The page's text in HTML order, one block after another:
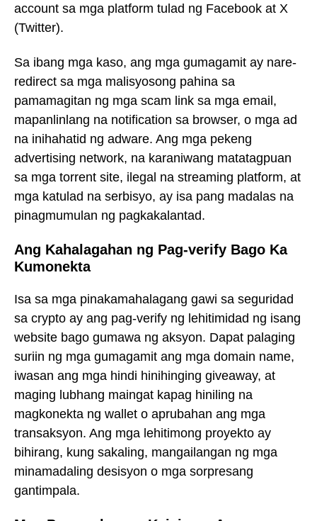
account sa mga platform tulad ng Facebook at X
(Twitter).
Sa ibang mga kaso, ang mga gumagamit ay nare-
redirect sa mga malisyosong pahina sa
pamamagitan ng mga scam link sa mga email,
mapanlinlang na notification sa browser, o mga ad
na inihahatid ng adware. Ang mga pekeng
advertising network, na karaniwang matatagpuan
sa mga torrent site, ilegal na streaming platform, at
mga katulad na serbisyo, ay isa pang madalas na
pinagmumulan ng pagkakalantad.
Ang Kahalagahan ng Pag-verify Bago Ka
Kumonekta
Isa sa mga pinakamahalagang gawi sa seguridad
sa crypto ay ang pag-verify ng lehitimidad ng isang
website bago gumawa ng aksyon. Dapat palaging
suriin ng mga gumagamit ang mga domain name,
iwasan ang mga hindi hinihinging giveaway, at
maging lubhang maingat kapag hiniling na
magkonekta ng wallet o aprubahan ang mga
transaksyon. Ang mga lehitimong proyekto ay
bihirang, kung sakaling, mangailangan ng mga
minamadaling desisyon o mga sorpresang
gantimpala.